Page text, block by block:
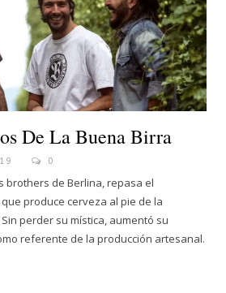
De La Buena Birra
0
brothers de Berlina, repasa el
produce cerveza al pie de la
perder su mística, aumentó su
referente de la producción artesanal.